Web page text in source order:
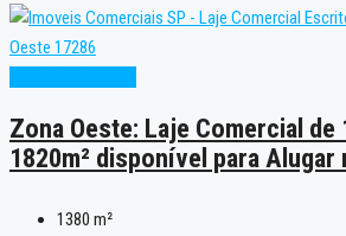
Zona Oeste: Laje Comercial de
1820m² disponível para Alugar
1380 m²